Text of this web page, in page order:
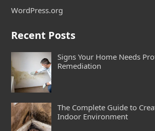
WordPress.org
Recent Posts
Signs Your Home Needs
Remediation
The Complete Guide to
Indoor Environment